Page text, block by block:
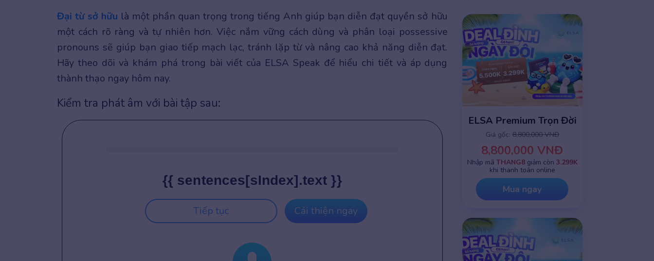
Đại từ sở hữu là một phần quan trọng trong tiếng Anh giúp bạn diễn đạt quyền sở hữu
một cách rõ ràng và tự nhiên hơn. Việc nắm vững cách dùng và phân loại possessive
pronouns sẽ giúp bạn giao tiếp mạch lạc, tránh lặp từ và nâng cao khả năng diễn đạt.
Hãy theo dõi và khám phá trong bài viết của ELSA Speak để hiểu chi tiết và áp dụng
thành thạo ngay hôm nay.
Kiểm tra phát âm với bài tập sau:
{{ sentences[sIndex].text }}
Tiếp tục Cải thiện ngay
ELSA Premium Trọn Đời
Giá gốc: 8,800,000 VNĐ
8,800,000 VNĐ
Nhập mã THANG8giảm còn 3.299K
khi thanh toán online
Mua ngay